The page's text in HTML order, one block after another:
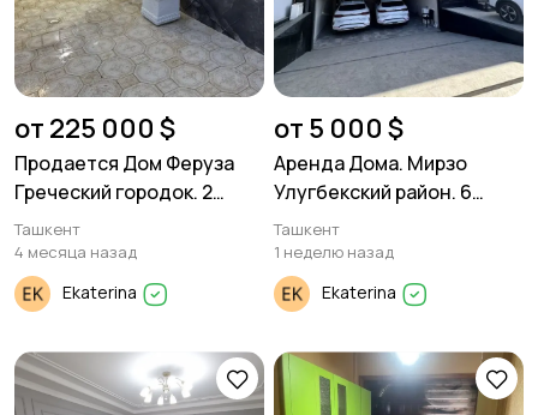
от 225 000 $
Продается Дом Феруза
Греческий городок. 2
уровня. 160м². 2 сотки
земли.
Ташкент
4 месяца назад
Ekaterina
от 5 000 $
Аренда Дома. Мирзо
Улугбекский район. 6
комнат 470м²
Ташкент
1 неделю назад
Ekaterina